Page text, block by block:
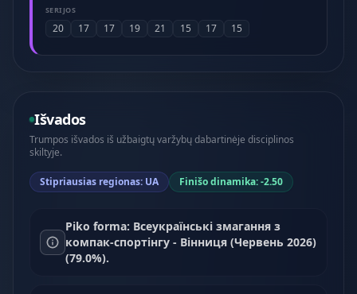
SERIJOS
20 17 17 19 21 15 17 15
Išvados
Trumpos išvados iš užbaigtų varžybų dabartinėje disciplinos
skiltyje.
Stipriausias regionas: UA Finišo dinamika: -2.50
Piko forma: Всеукраїнські змагання з
компак-спортінгу - Вінниця (Червень 2026)
(79.0%).